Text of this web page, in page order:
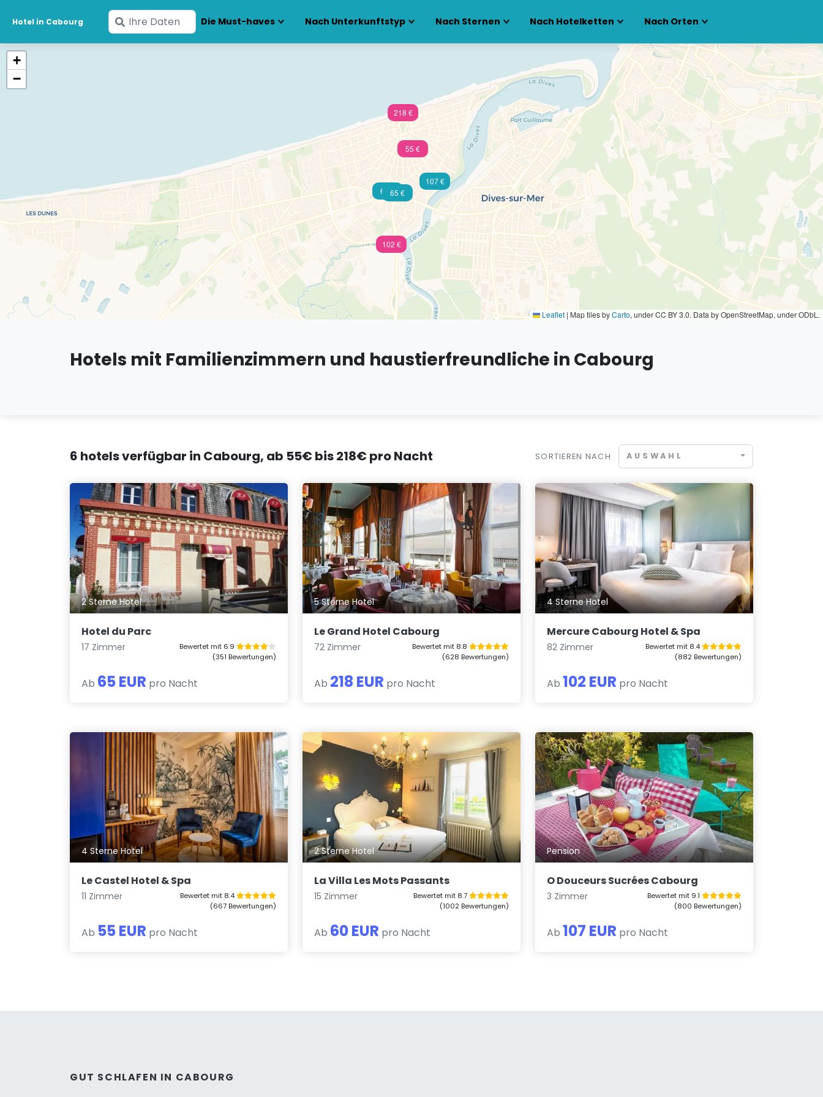
Hotel in Cabourg
Geben
Sie
Die Must-haves Nach Unterkunftstyp Nach Sternen Nach Hotelketten Nach Orten
218 €
102 €
55 €
65 €
60 €
107 €
+
−
Leaflet | Map tiles byCarto, under CC BY 3.0. Data by OpenStreetMap, under ODbL.
Hotels mit Familienzimmern und haustierfreundliche in Cabourg
6 hotels verfügbar in Cabourg, ab 55€ bis 218€ pro Nacht SORTIEREN NACH AUSWAHL
2 Sterne Hotel
Hotel du Parc
17 Zimmer
Bewertet mit 6.9
(351 Bewertungen)
Ab 65 EUR pro Nacht
5 Sterne Hotel
Le Grand Hotel Cabourg
72 Zimmer
Bewertet mit 8.8
(628 Bewertungen)
Ab 218 EUR pro Nacht
4 Sterne Hotel
Mercure Cabourg Hotel & Spa
82 Zimmer
Bewertet mit 8.4
(882 Bewertungen)
Ab 102 EUR pro Nacht
4 Sterne Hotel
Le Castel Hotel & Spa
11 Zimmer
Bewertet mit 8.4
(667 Bewertungen)
Ab 55 EUR pro Nacht
2 Sterne Hotel
La Villa Les Mots Passants
15 Zimmer
Bewertet mit 8.7
(1002 Bewertungen)
Ab 60 EUR pro Nacht
Pension
O Douceurs Sucrées Cabourg
3 Zimmer
Bewertet mit 9.1
(800 Bewertungen)
Ab107 EUR pro Nacht
GUT SCHLAFEN IN CABOURG